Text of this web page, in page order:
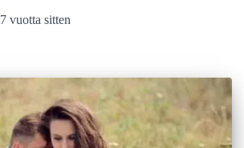
7 vuotta sitten